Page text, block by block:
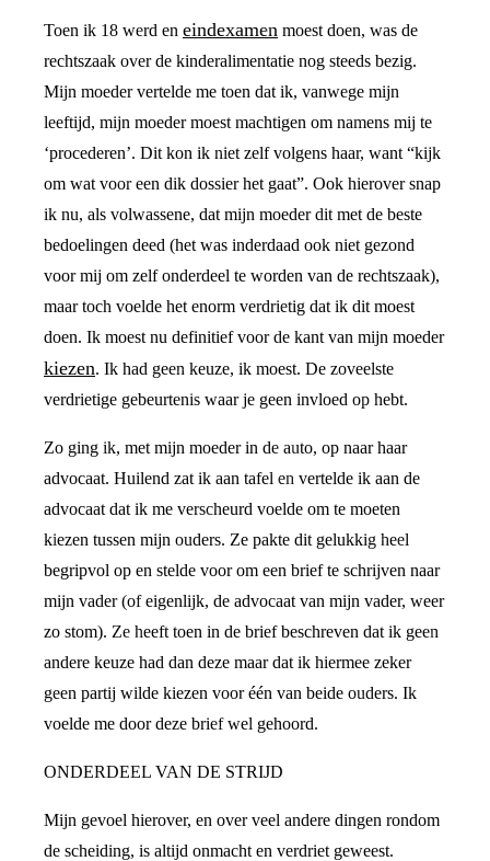
Toen ik 18 werd en eindexamen moest doen, was de
rechtszaak over de kinderalimentatie nog steeds bezig.
Mijn moeder vertelde me toen dat ik, vanwege mijn
leeftijd, mijn moeder moest machtigen om namens mij te
‘procederen’. Dit kon ik niet zelf volgens haar, want “kijk
om wat voor een dik dossier het gaat”. Ook hierover snap
ik nu, als volwassene, dat mijn moeder dit met de beste
bedoelingen deed (het was inderdaad ook niet gezond
voor mij om zelf onderdeel te worden van de rechtszaak),
maar toch voelde het enorm verdrietig dat ik dit moest
doen. Ik moest nu definitief voor de kant van mijn moeder
kiezen. Ik had geen keuze, ik moest. De zoveelste
verdrietige gebeurtenis waar je geen invloed op hebt.
Zo ging ik, met mijn moeder in de auto, op naar haar
advocaat. Huilend zat ik aan tafel en vertelde ik aan de
advocaat dat ik me verscheurd voelde om te moeten
kiezen tussen mijn ouders. Ze pakte dit gelukkig heel
begripvol op en stelde voor om een brief te schrijven naar
mijn vader (of eigenlijk, de advocaat van mijn vader, weer
zo stom). Ze heeft toen in de brief beschreven dat ik geen
andere keuze had dan deze maar dat ik hiermee zeker
geen partij wilde kiezen voor één van beide ouders. Ik
voelde me door deze brief wel gehoord.
ONDERDEEL VAN DE STRIJD
Mijn gevoel hierover, en over veel andere dingen rondom
de scheiding, is altijd onmacht en verdriet geweest.